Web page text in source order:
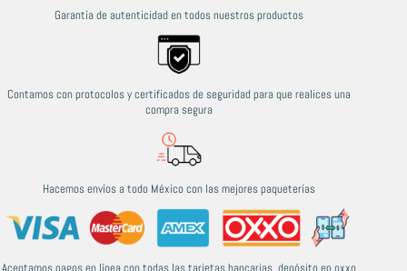
Garantía de autenticidad en todos nuestros productos
Contamos con protocolos y certificados de seguridad para que realices una
compra segura
Hacemos envíos a todo México con las mejores paqueterías
Aceptamos pagos en línea con todas las tarjetas bancarias, depósito en oxxo